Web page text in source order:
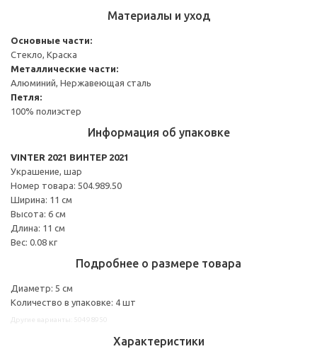
Материалы и уход
Основные части:
Стекло, Краска
Металлические части:
Алюминий, Нержавеющая сталь
Петля:
100% полиэстер
Информация об упаковке
VINTER 2021 ВИНТЕР 2021
Украшение, шар
Номер товара: 504.989.50
Ширина: 11 см
Высота: 6 см
Длина: 11 см
Вес: 0.08 кг
Подробнее о размере товара
Диаметр: 5 см
Количество в упаковке: 4 шт
Характеристики